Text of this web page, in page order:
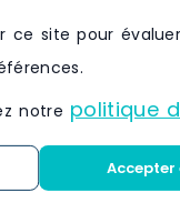
ce site pour
notre politique